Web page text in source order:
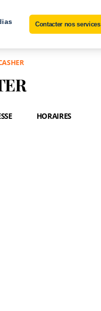
Contacter nos services
HORAIRES